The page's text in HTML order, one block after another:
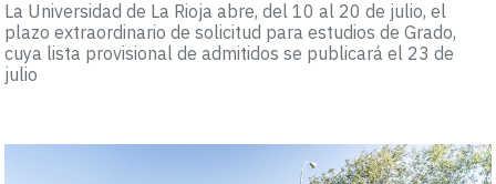
La Universidad de La Rioja abre, del 10 al 20 de julio, el
plazo extraordinario de solicitud para estudios de Grado,
cuya lista provisional de admitidos se publicará el 23 de
julio